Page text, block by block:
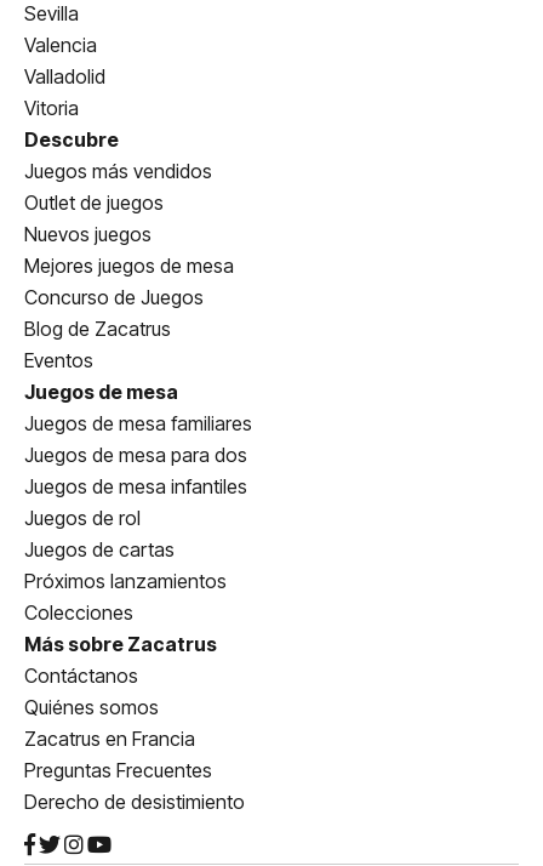
Sevilla
Valencia
Valladolid
Vitoria
Descubre
Juegos más vendidos
Outlet de juegos
Nuevos juegos
Mejores juegos de mesa
Concurso de Juegos
Blog de Zacatrus
Eventos
Juegos de mesa
Juegos de mesa familiares
Juegos de mesa para dos
Juegos de mesa infantiles
Juegos de rol
Juegos de cartas
Próximos lanzamientos
Colecciones
Más sobre Zacatrus
Contáctanos
Quiénes somos
Zacatrus en Francia
Preguntas Frecuentes
Derecho de desistimiento